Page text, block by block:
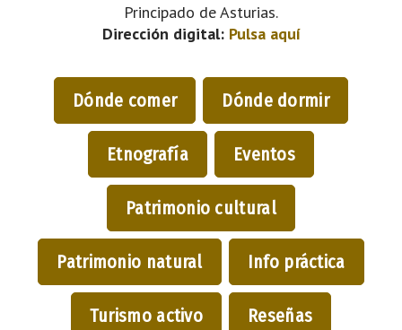
Principado de Asturias.
Dirección digital: Pulsa aquí
Dónde comer Dónde dormir
Etnografía Eventos
Patrimonio cultural
Patrimonio natural Info práctica
Turismo activo Reseñas